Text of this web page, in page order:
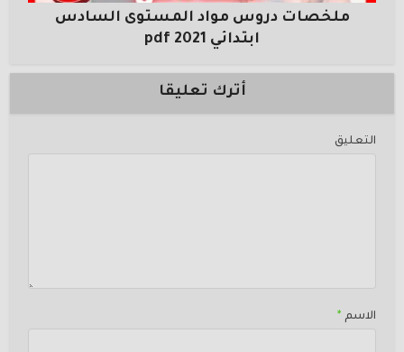
ملخصات دروس مواد المستوى السادس
ابتدائي 2021 pdf
أترك تعليقا
التعليق
الاسم *